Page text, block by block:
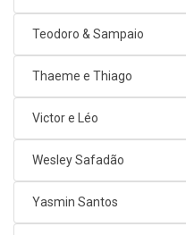
Teodoro & Sampaio
Thaeme e Thiago
Victor e Léo
Wesley Safadão
Yasmin Santos